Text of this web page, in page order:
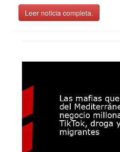
Leer noticia completa.